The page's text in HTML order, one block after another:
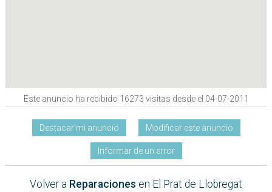
Este anuncio ha recibido 16273 visitas desde el 04-07-2011
Destacar mi anuncio Modificar este anuncio
Informar de un error
Volver a Reparaciones en El Prat de Llobregat